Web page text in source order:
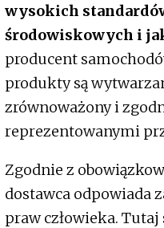
wysokich
środowiskowych i
producent
produkty są
zrównoważony i
reprezentowanymi
Zgodnie z
dostawca odpowiada
praw człowieka.